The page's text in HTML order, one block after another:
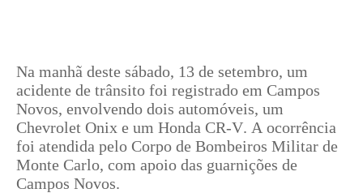
Na manhã deste sábado, 13 de setembro, um
acidente de trânsito foi registrado em Campos
Novos, envolvendo dois automóveis, um
Chevrolet Onix e um Honda CR-V. A ocorrência
foi atendida pelo Corpo de Bombeiros Militar de
Monte Carlo, com apoio das guarnições de
Campos Novos.